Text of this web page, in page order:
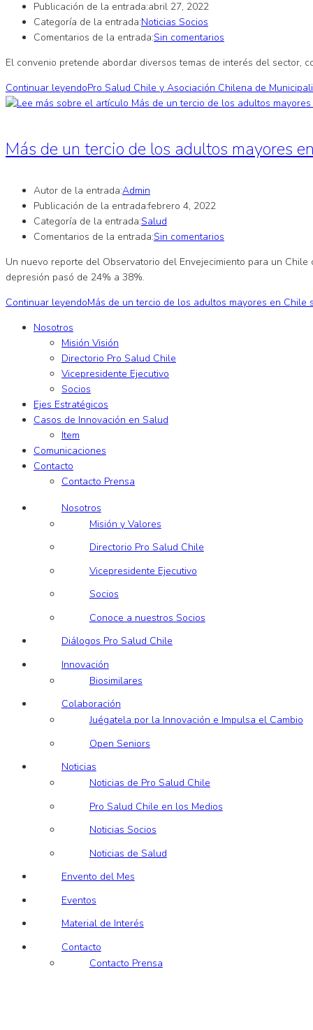
Publicación de la entrada:abril 27, 2022
Categoría de la entrada:Noticias Socios
Comentarios de la entrada:Sin comentarios
El convenio pretende abordar diversos temas de interés del sector,
Continuar leyendoPro Salud Chile y Asociación Chilena de
Más de un tercio de los adultos mayores
Autor de la entrada:Admin
Publicación de la entrada:febrero 4, 2022
Categoría de la entrada:Salud
Comentarios de la entrada:Sin comentarios
Un nuevo reporte del Observatorio del Envejecimiento para un
depresión pasó de 24% a 38%.
Continuar leyendoMás de un tercio de los adultos mayores en
Nosotros
Misión Visión
Directorio Pro Salud Chile
Vicepresidente Ejecutivo
Socios
Ejes Estratégicos
Casos de Innovación en Salud
Item
Comunicaciones
Contacto
Contacto Prensa
Nosotros
Misión y Valores
Directorio Pro Salud Chile
Vicepresidente Ejecutivo
Socios
Conoce a nuestros Socios
Diálogos Pro Salud Chile
Innovación
Biosimilares
Colaboración
Juégatela por la Innovación e Impulsa el Cambio
Open Seniors
Noticias
Noticias de Pro Salud Chile
Pro Salud Chile en los Medios
Noticias Socios
Noticias de Salud
Envento del Mes
Eventos
Material de Interés
Contacto
Contacto Prensa